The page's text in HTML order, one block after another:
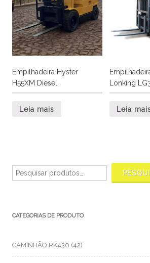
Empilhadeira Hyster
H55XM Diesel
Leia mais
Lonking
Leia
por:
CATEGORIAS DE PRODUTO
CAMINHÃO RK430 (42)